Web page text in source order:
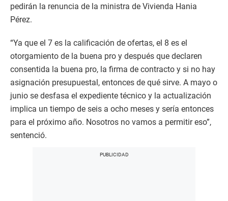
pedirán la renuncia de la ministra de Vivienda Hania
Pérez.
“Ya que el 7 es la calificación de ofertas, el 8 es el
otorgamiento de la buena pro y después que declaren
consentida la buena pro, la firma de contracto y si no hay
asignación presupuestal, entonces de qué sirve. A mayo o
junio se desfasa el expediente técnico y la actualización
implica un tiempo de seis a ocho meses y sería entonces
para el próximo año. Nosotros no vamos a permitir eso”,
sentenció.